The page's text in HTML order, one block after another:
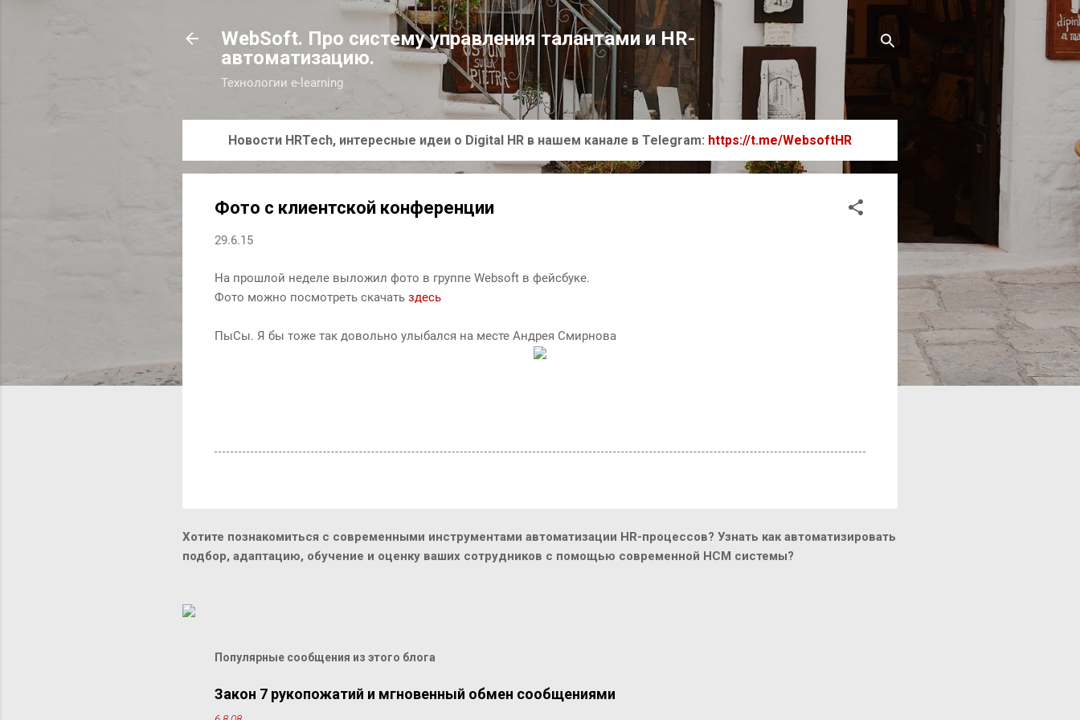
К основному контенту
WebSoft. Про систему управления талантами и HR-
автоматизацию.
Технологии e-learning
Новости HRTech, интересные идеи о Digital HR в нашем канале в Telegram: https://t.me/WebsoftHR
Фото с клиентской конференции
29.6.15
На прошлой неделе выложил фото в группе Websoft в фейсбуке.
Фото можно посмотреть скачать здесь
ПыСы. Я бы тоже так довольно улыбался на месте Андрея Смирнова
Хотите познакомиться с современными инструментами автоматизации HR-процессов? Узнать как автоматизировать
подбор, адаптацию, обучение и оценку ваших сотрудников с помощью современной HCM системы?
Популярные сообщения из этого блога
Закон 7 рукопожатий и мгновенный обмен сообщениями